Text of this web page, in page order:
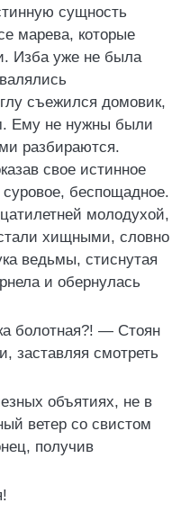
сущность
марева, которые
Изба уже не была
съежился домовик,
Ему не нужны были
разбираются.
свое истинное
беспощадное.
молодухой,
хищными, словно
ведьмы, стиснутая
и обернулась
болотная?! — Стоян
заставляя смотреть
объятиях, не в
ветер со свистом
получив